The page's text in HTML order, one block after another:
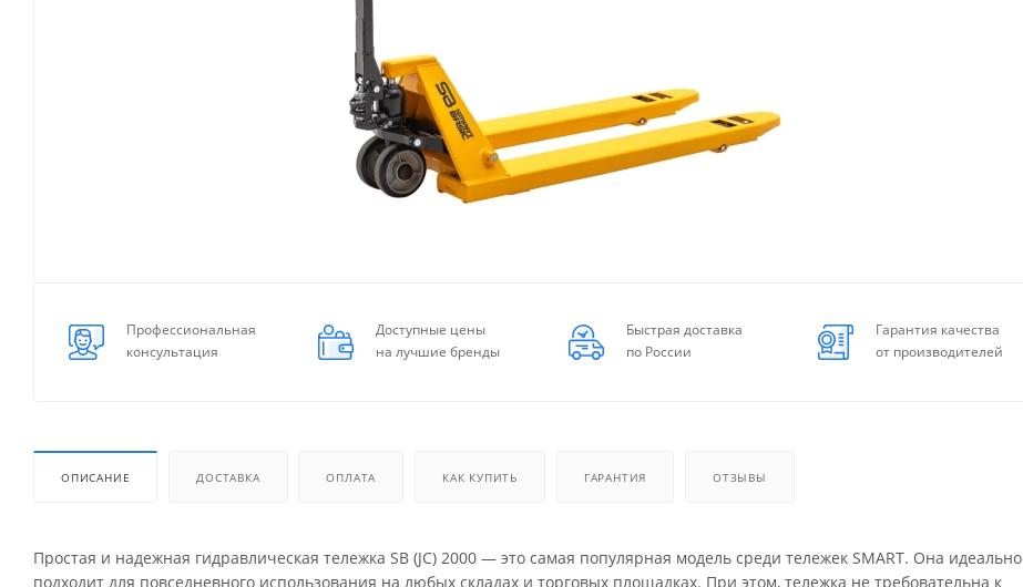
Профессиональная
консультация
Доступные цены
на лучшие бренды
Быстрая доставка
по России
Гарантия качества
от производителей
ОПИСАНИЕ ДОСТАВКА ОПЛАТА КАК КУПИТЬ ГАРАНТИЯ ОТЗЫВЫ
Простая и надежная гидравлическая тележка SB (JC) 2000 — это самая популярная модель среди тележек SMART. Она идеально
подходит для повседневного использования на любых складах и торговых площадках. При этом, тележка не требовательна к